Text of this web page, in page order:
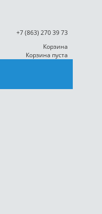
+7 (863) 270 39 73
Корзина
Корзина пуста